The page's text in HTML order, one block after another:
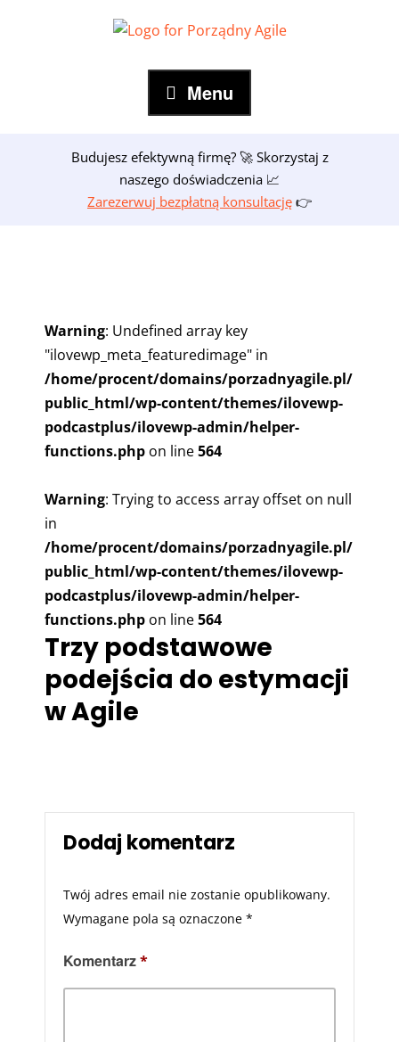
to
Menu
Budujesz efektywną firmę? 🚀 Skorzystaj z
naszego doświadczenia 📈
Zarezerwuj bezpłatną konsultację 👉
Warning: Undefined array key
"ilovewp_meta_featuredimage" in
/home/procent/domains/porzadnyagile.pl/
public_html/wp-content/themes/ilovewp-
podcastplus/ilovewp-admin/helper-
functions.php on line564
Warning: Trying to access array offset on null
in
/home/procent/domains/porzadnyagile.pl/
public_html/wp-content/themes/ilovewp-
podcastplus/ilovewp-admin/helper-
functions.php on line564
Trzy podstawowe
podejścia do estymacji
w Agile
Dodaj komentarz
Twój adres email nie zostanie opublikowany.
Wymagane pola są oznaczone *
Komentarz*